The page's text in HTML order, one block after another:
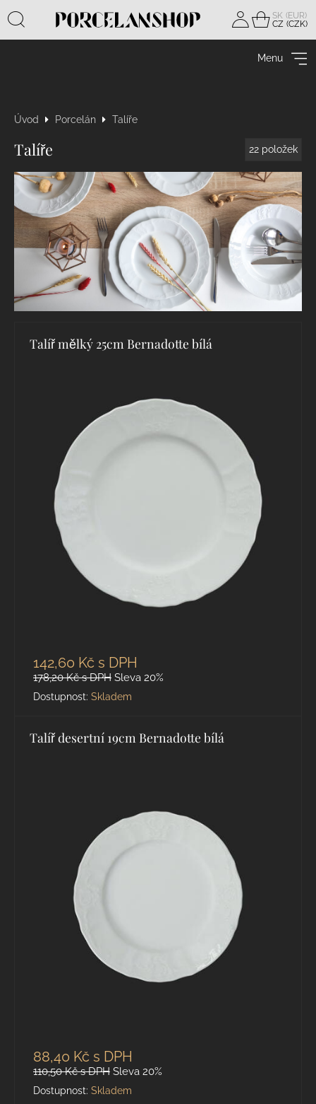
Přihlásit
SK
CZ
Menu
Úvod Porcelán Talíře
Talíře 22 položek
Talíř mělký 25cm Bernadotte bílá
142,60 Kč s DPH
178,20 Kčs DPH Sleva 20%
Dostupnost: Skladem
Talíř desertní 19cm Bernadotte bílá
88,40 Kč s DPH
110,50 Kčs DPH Sleva 20%
Dostupnost: Skladem